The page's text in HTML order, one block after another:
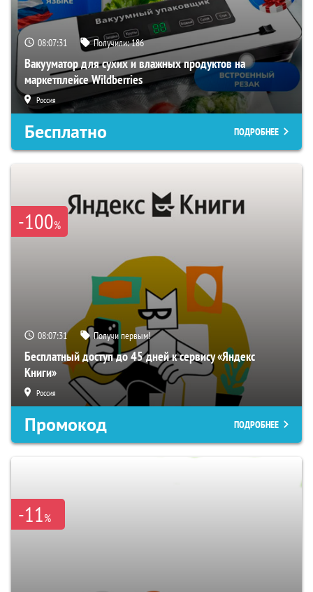
08:07:30 Получили:186
Вакууматор для сухих и влажных продуктов на
маркетплейсе Wildberries
Россия
Бесплатно ПОДРОБНЕЕ
-100%
08:07:30 Получи первым!
Бесплатный доступ до 45 дней к сервису «Яндекс
Книги»
Россия
Промокод ПОДРОБНЕЕ
-11%